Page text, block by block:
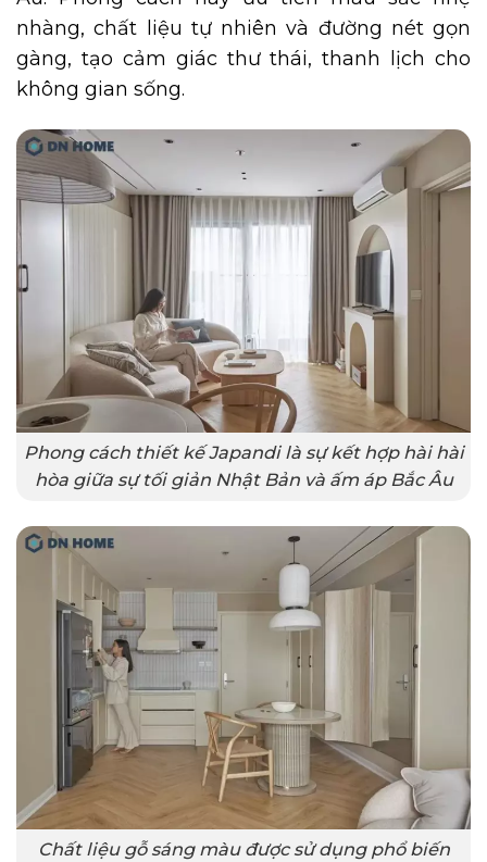
nhàng, chất liệu tự nhiên và đường nét gọn
gàng, tạo cảm giác thư thái, thanh lịch cho
không gian sống.
Phong cách thiết kế Japandi là sự kết hợp hài hài
hòa giữa sự tối giản Nhật Bản và ấm áp Bắc Âu
Chất liệu gỗ sáng màu được sử dụng phổ biến